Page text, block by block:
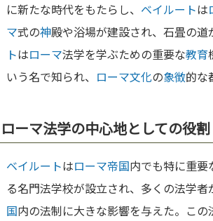
に新たな時代をもたらし、 ベイルートは
マ式の神殿や浴場が建設され、石畳の道
トはローマ法学を学ぶための重要な教育
いう名で知られ、 ローマ文化の象徴的な
ローマ法学の中心地としての役割
ベイルートはローマ帝国内でも特に重
る名門法学校が設立され、多くの法学者
国内の法制に大きな影響を与えた。こ